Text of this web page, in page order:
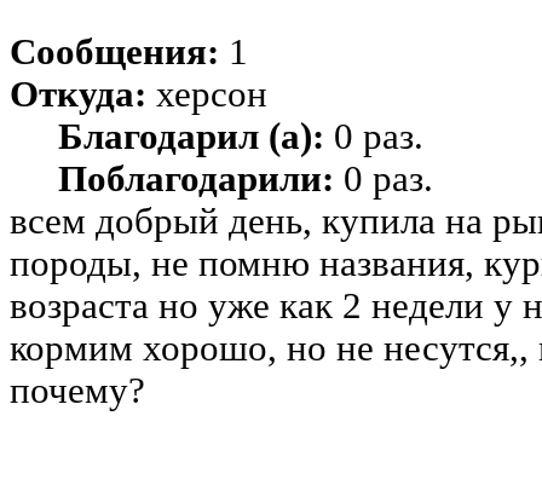
Сообщения: 1
Откуда: херсон
Благодарил (а): 0 раз.
Поблагодарили: 0 раз.
всем добрый день, купила на
породы, не помню названия,
возраста но уже как 2 недели у
кормим хорошо, но не несутся,,
почему?